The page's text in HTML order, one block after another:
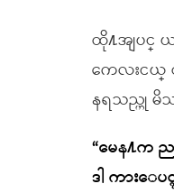
ထို႔အျပင္
ကေလးငယ္
နရသည္ဟု မိ
“မေန႔က
ဒါ ကားေ